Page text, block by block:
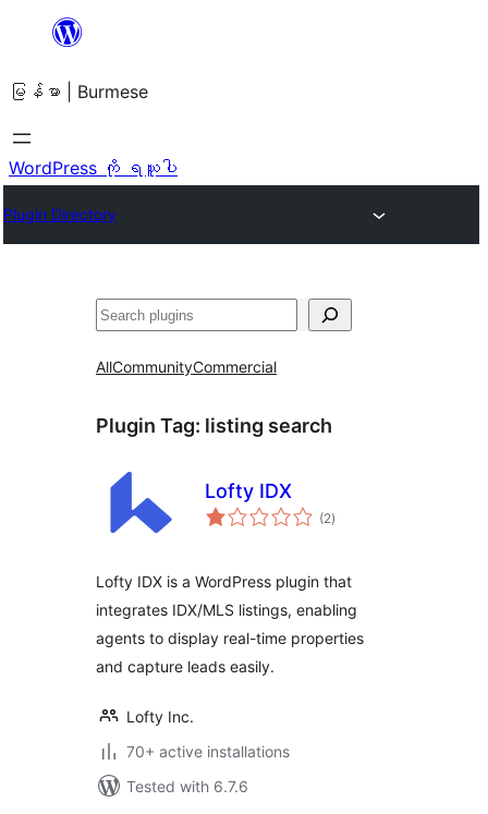
အကြောင်းအရာ
ကျော်သွား
ရန်
မြန်မာ | Burmese
WordPress ကို ရယူပါ
Plugin Directory
ရှာ
AllCommunityCommercial
Plugin Tag: listing search
Lofty IDX
(2total
ratings
)
Lofty IDX is a WordPress plugin that
integrates IDX/MLS listings, enabling
agents to display real-time properties
and capture leads easily.
Lofty Inc.
70+ active installations
Tested with 6.7.6